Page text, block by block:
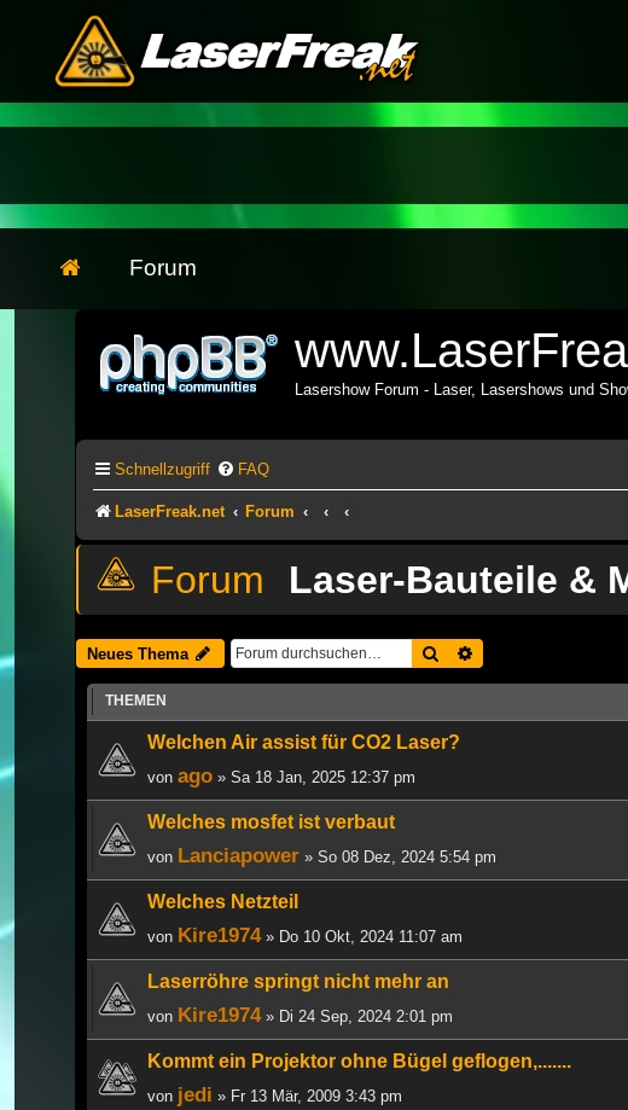
Forum
Lasershow Forum - Laser, Lasershows und
Schnellzugriff FAQ
LaserFreak.net Forum
Laser-Bauteile &
Neues Thema Suche
THEMEN
Welchen Air assist für CO2 Laser?
von ago » Sa 18 Jan, 2025 12:37 pm
Welches mosfet ist verbaut
von Lanciapower » So 08 Dez, 2024 5:54 pm
Welches Netzteil
von Kire1974» Do 10 Okt, 2024 11:07 am
Laserröhre springt nicht mehr an
von Kire1974» Di 24 Sep, 2024 2:01 pm
Kommt ein Projektor ohne Bügel geflogen,.......
von jedi » Fr 13 Mär, 2009 3:43 pm